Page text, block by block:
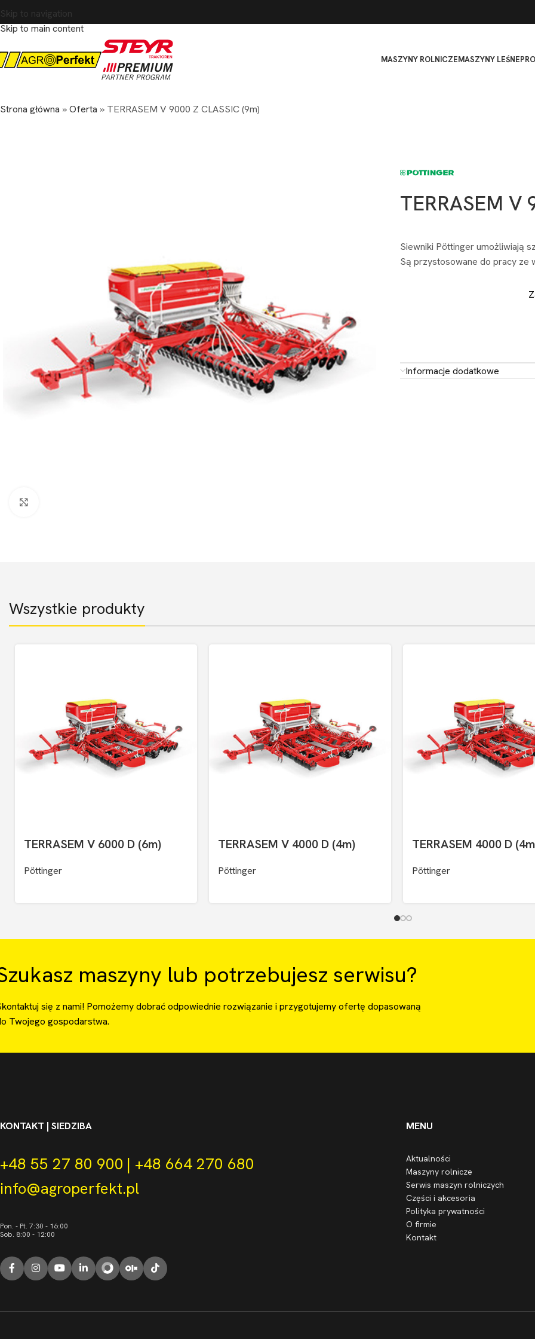
Skip to navigation
Skip to main content
MASZYNY ROLNICZEMASZYNY LEŚNE
Strona główna »Oferta » TERRASEM V 9000 Z CLASSIC (9m)
TERRASEM V
Siewniki Pöttinger umożliwiają
Są przystosowane do pracy ze
Informacje dodatkowe
Wszystkie produkty
TERRASEM V 6000 D (6m)
Pöttinger
TERRASEM V 4000 D (4m)
Pöttinger
TERRASEM 4000 D
Pöttinger
maszyny lub potrzebujesz serwisu?
się z nami! Pomożemy dobrać odpowiednie rozwiązanie i przygotujemy ofertę dopasowaną
Twojego gospodarstwa.
KONTAKT | SIEDZIBA
+48 55 27 80 900 | +48 664 270 680
info@agroperfekt.pl
Pon. - Pt. 7:30 - 16:00
Sob. 8:00 - 12:00
MENU
Aktualności
Maszyny rolnicze
Serwis maszyn rolniczych
Części i akcesoria
Polityka prywatności
O firmie
Kontakt